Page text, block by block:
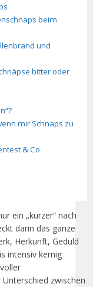
beim
und
bitter oder
mir Schnaps zu
& Co
ein „kurzer“ nach
darin das ganze
Herkunft, Geduld
intensiv kernig
zwischen